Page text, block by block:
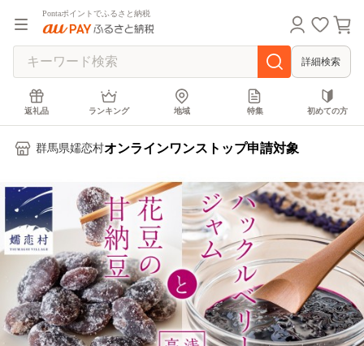
Pontaポイントでふるさと納税
詳細検索
返礼品 ランキング 地域 特集 初めての方
群馬県嬬恋村オンラインワンストップ申請対象